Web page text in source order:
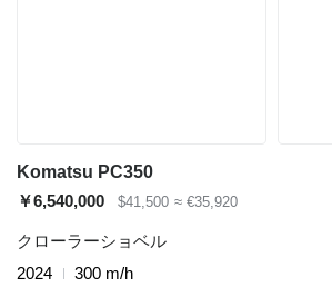
Komatsu PC350
￥6,540,000
$41,500 ≈ €35,920
クローラーショベル
2024
300 m/h